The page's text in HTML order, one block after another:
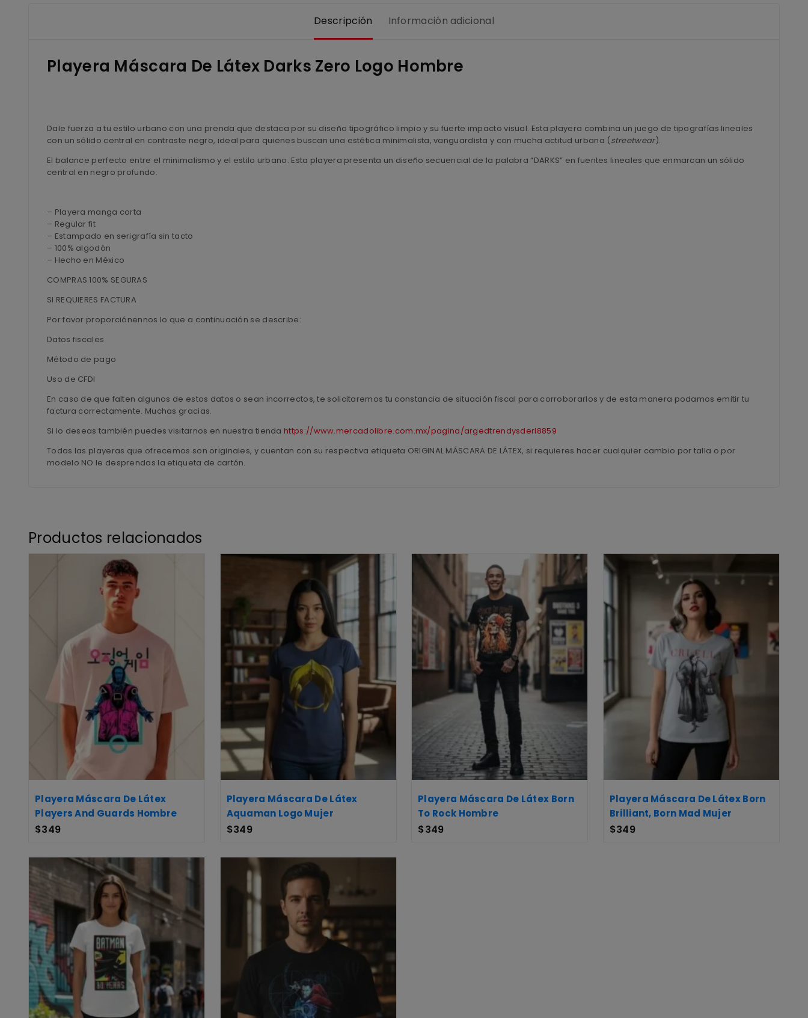
Descripción Información adicional
Playera Máscara De Látex Darks Zero Logo Hombre
Dale fuerza a tu estilo urbano con una prenda que destaca por su diseño tipográfico limpio y su fuerte impacto visual. Esta playera combina un juego de tipografías lineales
con un sólido central en contraste negro, ideal para quienes buscan una estética minimalista, vanguardista y con mucha actitud urbana (streetwear).
El balance perfecto entre el minimalismo y el estilo urbano. Esta playera presenta un diseño secuencial de la palabra “DARKS” en fuentes lineales que enmarcan un sólido
central en negro profundo.
– Playera manga corta
– Regular fit
– Estampado en serigrafía sin tacto
– 100% algodón
– Hecho en México
COMPRAS 100% SEGURAS
SI REQUIERES FACTURA
Por favor proporciónennos lo que a continuación se describe:
Datos fiscales
Método de pago
Uso de CFDI
En caso de que falten algunos de estos datos o sean incorrectos, te solicitaremos tu constancia de situación fiscal para corroborarlos y de esta manera podamos emitir tu
factura correctamente. Muchas gracias.
Si lo deseas también puedes visitarnos en nuestra tiendahttps://www.mercadolibre.com.mx/pagina/argedtrendysderl8859
Todas las playeras que ofrecemos son originales, y cuentan con su respectiva etiqueta ORIGINAL MÁSCARA DE LÁTEX, si requieres hacer cualquier cambio por talla o por
modelo NO le desprendas la etiqueta de cartón.
Productos relacionados
Playera Máscara De Látex
Players And Guards Hombre
$349
Playera Máscara De Látex
Aquaman Logo Mujer
$349
Playera Máscara De Látex Born
To Rock Hombre
$349
Playera Máscara De Látex Born
Brilliant, Born Mad Mujer
$349